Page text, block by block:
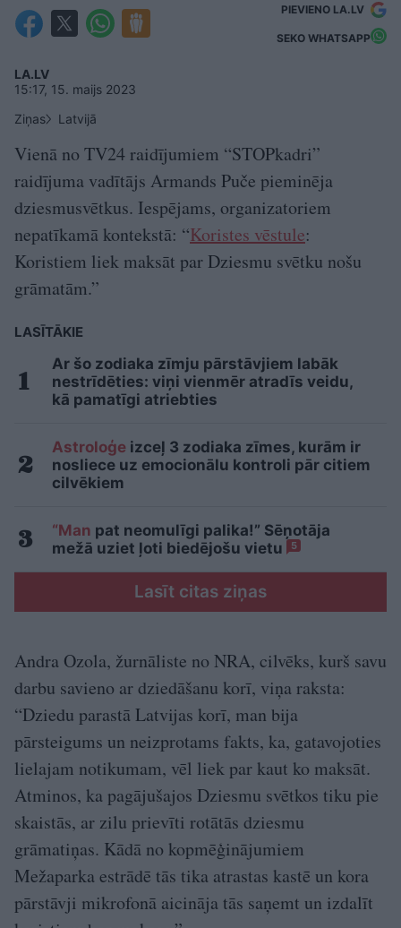
PIEVIENO LA.LV
SEKO WHATSAPP
LA.LV
15:17, 15. maijs 2023
Ziņas
Latvijā
Vienā no TV24 raidījumiem “STOPkadri”
raidījuma vadītājs Armands Puče pieminēja
dziesmusvētkus. Iespējams, organizatoriem
nepatīkamā kontekstā: “Koristes vēstule:
Koristiem liek maksāt par Dziesmu svētku nošu
grāmatām.”
LASĪTĀKIE
Ar šo zodiaka zīmju pārstāvjiem labāk
nestrīdēties: viņi vienmēr atradīs veidu,
kā pamatīgi atriebties
Astroloģe izceļ 3 zodiaka zīmes, kurām ir
nosliece uz emocionālu kontroli pār citiem
cilvēkiem
“Man pat neomulīgi palika!” Sēņotāja
mežā uziet ļoti biedējošu vietu
5
Lasīt citas ziņas
Andra Ozola, žurnāliste no NRA, cilvēks, kurš savu
darbu savieno ar dziedāšanu korī, viņa raksta:
“Dziedu parastā Latvijas korī, man bija
pārsteigums un neizprotams fakts, ka, gatavojoties
lielajam notikumam, vēl liek par kaut ko maksāt.
Atminos, ka pagājušajos Dziesmu svētkos tiku pie
skaistās, ar zilu prievīti rotātās dziesmu
grāmatiņas. Kādā no kopmēģinājumiem
Mežaparka estrādē tās tika atrastas kastē un kora
pārstāvji mikrofonā aicināja tās saņemt un izdalīt